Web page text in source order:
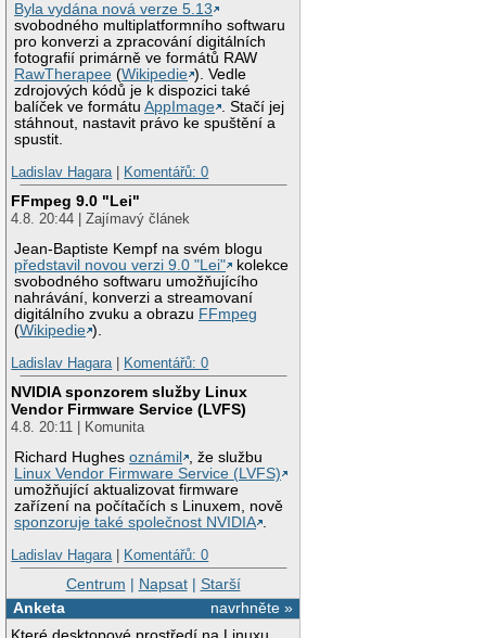
Byla vydána nová verze 5.13
svobodného multiplatformního softwaru
pro konverzi a zpracování digitálních
fotografií primárně ve formátů RAW
RawTherapee (Wikipedie ). Vedle
zdrojových kódů je k dispozici také
balíček ve formátuAppImage . Stačí jej
stáhnout, nastavit právo ke spuštění a
spustit.
Ladislav Hagara| Komentářů: 0
FFmpeg 9.0 "Lei"
4.8. 20:44 | Zajímavý článek
Jean-Baptiste Kempf na svém blogu
představil novou verzi 9.0 "Lei"
kolekce
svobodného softwaru umožňujícího
nahrávání, konverzi a streamovaní
digitálního zvuku a obrazu FFmpeg
(Wikipedie ).
Ladislav Hagara| Komentářů: 0
NVIDIA sponzorem služby Linux
Vendor Firmware Service (LVFS)
4.8. 20:11 | Komunita
Richard Hughesoznámil
, že službu
Linux Vendor Firmware Service (LVFS)
umožňující aktualizovat firmware
zařízení na počítačích s Linuxem, nově
sponzoruje také společnost NVIDIA .
Ladislav Hagara| Komentářů: 0
Centrum | Napsat| Starší
navrhněte »
Anketa